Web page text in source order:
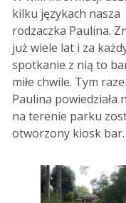
kilku językach nasza
rodzaczka Paulina.
już wiele lat i za
spotkanie z nią to
miłe chwile. Tym
Paulina powiedziała
na terenie parku
otworzony kiosk bar.